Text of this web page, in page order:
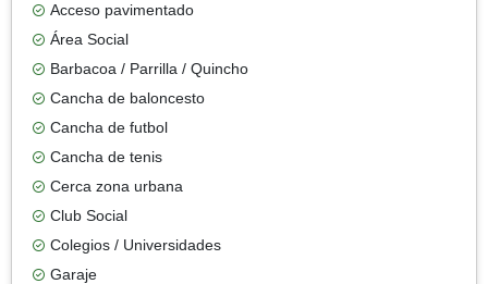
Acceso pavimentado
Área Social
Barbacoa / Parrilla / Quincho
Cancha de baloncesto
Cancha de futbol
Cancha de tenis
Cerca zona urbana
Club Social
Colegios / Universidades
Garaje